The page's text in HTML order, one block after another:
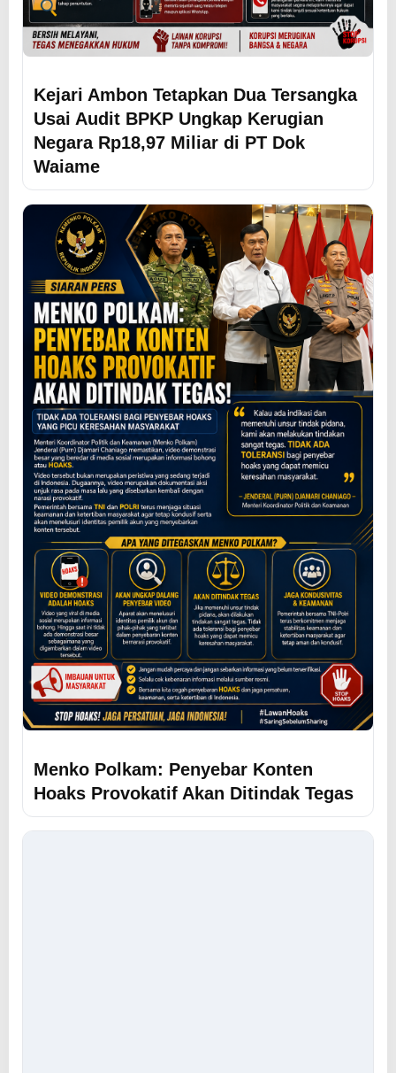
Kejari Ambon Tetapkan Dua Tersangka
Usai Audit BPKP Ungkap Kerugian
Negara Rp18,97 Miliar di PT Dok
Waiame
Menko Polkam: Penyebar Konten
Hoaks Provokatif Akan Ditindak Tegas